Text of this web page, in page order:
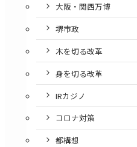
大阪・関西万博
堺市政
木を切る改革
身を切る改革
IRカジノ
コロナ対策
都構想